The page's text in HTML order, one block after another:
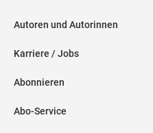
Autoren und Autorinnen
Karriere / Jobs
Abonnieren
Abo-Service